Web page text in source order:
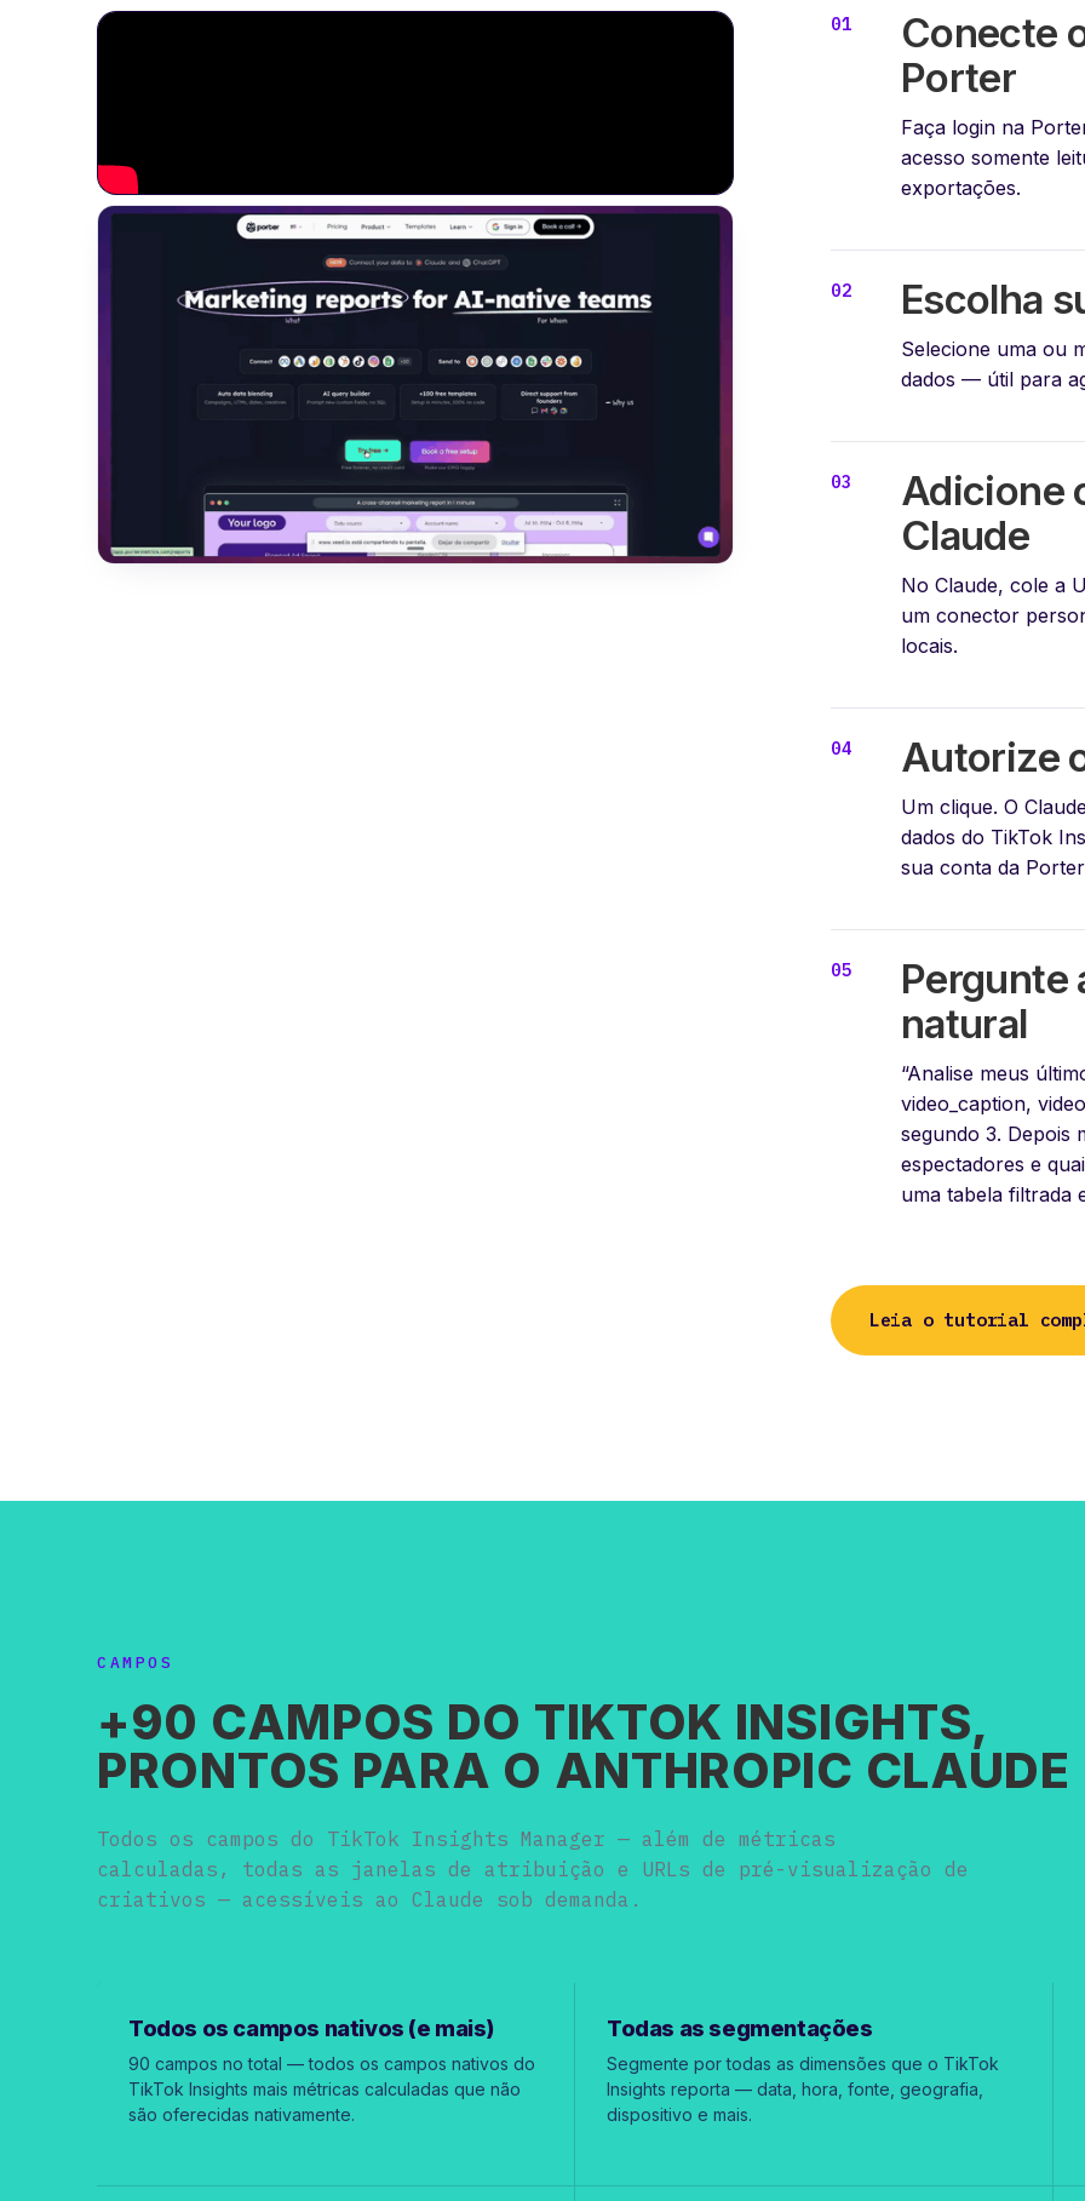
Conecte
Porter
Faça login na
acesso somente
exportações.
Escolha
Selecione uma ou
dados — útil para
Adicione
Claude
No Claude, cole a
um conector
locais.
Autorize
Um clique. O
dados do TikTok
sua conta da
Pergunte
natural
“Analise meus
video_caption,
segundo 3. Depois
espectadores e
uma tabela filtrada
Leia o tutorial
CAMPOS
+90 CAMPOS DO TIKTOK INSIGHTS,
PRONTOS PARA O ANTHROPIC CLAUDE
Todos os campos do TikTok Insights Manager — além de métricas
calculadas, todas as janelas de atribuição e URLs de pré-visualização de
criativos — acessíveis ao Claude sob demanda.
Todos os campos nativos (e mais)
90 campos no total — todos os campos nativos do
TikTok Insights mais métricas calculadas que não
são oferecidas nativamente.
Todas as segmentações
Segmente por todas as dimensões que o TikTok
Insights reporta — data, hora, fonte, geografia,
dispositivo e mais.